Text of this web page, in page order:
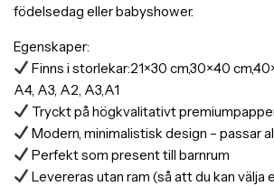
födelsedag eller babyshower.
Egenskaper:
Finns i storlekar:21×30 cm,30×40
A4, A3, A2, A3,A1
Tryckt på högkvalitativt
Modern, minimalistisk design – passar
Perfekt som present till barnrum
Levereras utan ram (så att du kan välja